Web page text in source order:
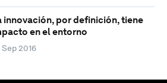
innovación, por definición, tiene
en el entorno
Sep 2016